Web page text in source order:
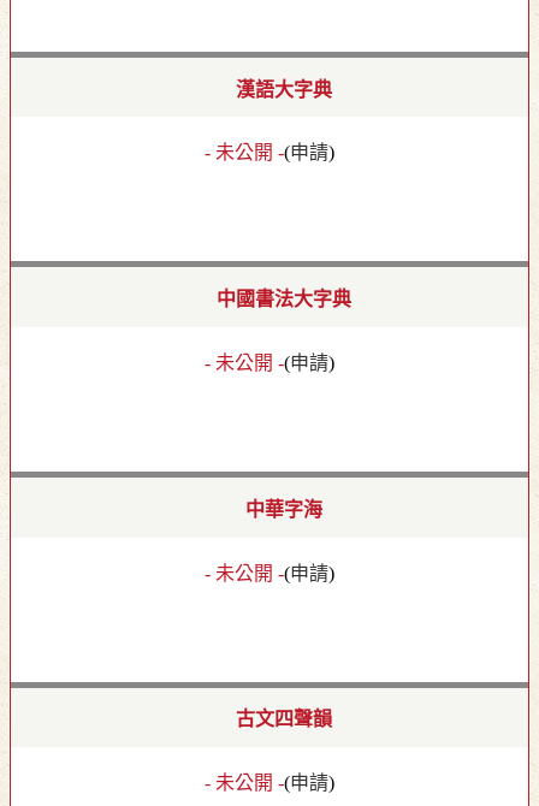
漢語大字典
- 未公開 -(申請)
中國書法大字典
- 未公開 -(申請)
中華字海
- 未公開 -(申請)
古文四聲韻
- 未公開 -(申請)